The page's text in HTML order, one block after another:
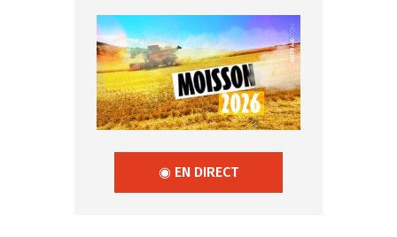
◉ EN DIRECT